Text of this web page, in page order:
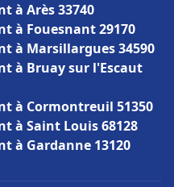
à Arès 33740
à Fouesnant 29170
à Marsillargues 34590
à Bruay sur l'Escaut
à Cormontreuil 51350
à Saint Louis 68128
à Gardanne 13120